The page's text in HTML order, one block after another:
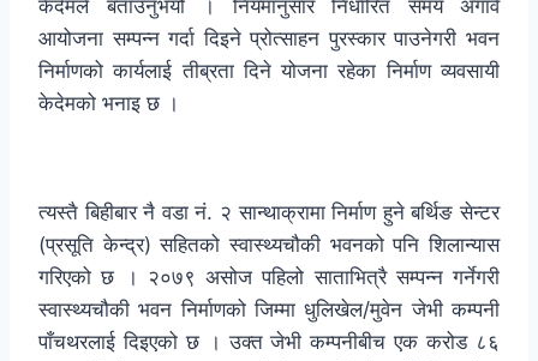
केदेमले बताउनुभयो । नियमानुसार निर्धारित समय अगावै
आयोजना सम्पन्न गर्दा दिइने प्रोत्साहन पुरस्कार पाउनेगरी भवन
निर्माणको कार्यलाई तीब्रता दिने योजना रहेका निर्माण व्यवसायी
केदेमको भनाइ छ ।
त्यस्तै बिहीबार नै वडा नं. २ सान्थाक्रामा निर्माण हुने बर्थिङ सेन्टर
(प्रसूति केन्द्र) सहितको स्वास्थ्यचौकी भवनको पनि शिलान्यास
गरिएको छ । २०७९ असोज पहिलो साताभित्रै सम्पन्न गर्नेगरी
स्वास्थ्यचौकी भवन निर्माणको जिम्मा धुलिखेल/मुवेन जेभी कम्पनी
पाँचथरलाई दिइएको छ । उक्त जेभी कम्पनीबीच एक करोड ८६